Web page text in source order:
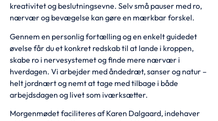
kreativitet og beslutningsevne. Selv små pauser med ro,
nærvær og bevægelse kan gøre en mærkbar forskel.
Gennem en personlig fortælling og en enkelt guidedet
øvelse får du et konkret redskab til at lande i kroppen,
skabe ro i nervesystemet og finde mere nærvær i
hverdagen. Vi arbejder med åndedræt, sanser og natur –
helt jordnært og nemt at tage med tilbage i både
arbejdsdagen og livet som iværksætter.
Morgenmødet faciliteres af Karen Dalgaard, indehaver